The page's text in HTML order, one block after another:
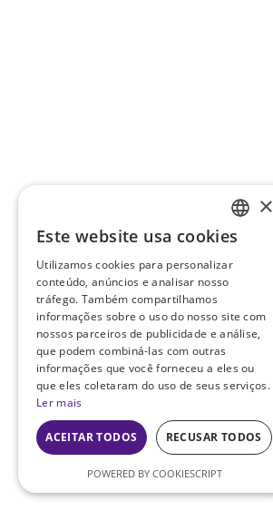
ENGLISH
×
Este website usa cookies
Utilizamos cookies para personalizar
conteúdo, anúncios e analisar nosso
tráfego. Também compartilhamos
informações sobre o uso do nosso site com
nossos parceiros de publicidade e análise,
que podem combiná-las com outras
informações que você forneceu a eles ou
que eles coletaram do uso de seus serviços.
Ler mais
ACEITAR TODOS RECUSAR TODOS
POWERED BY COOKIESCRIPT